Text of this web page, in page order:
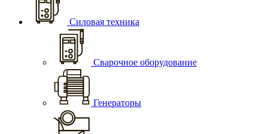
Силовая техника
Сварочное оборудование
Генераторы